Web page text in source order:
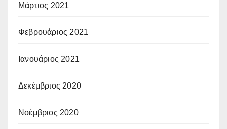
Μάρτιος 2021
Φεβρουάριος 2021
Ιανουάριος 2021
Δεκέμβριος 2020
Νοέμβριος 2020